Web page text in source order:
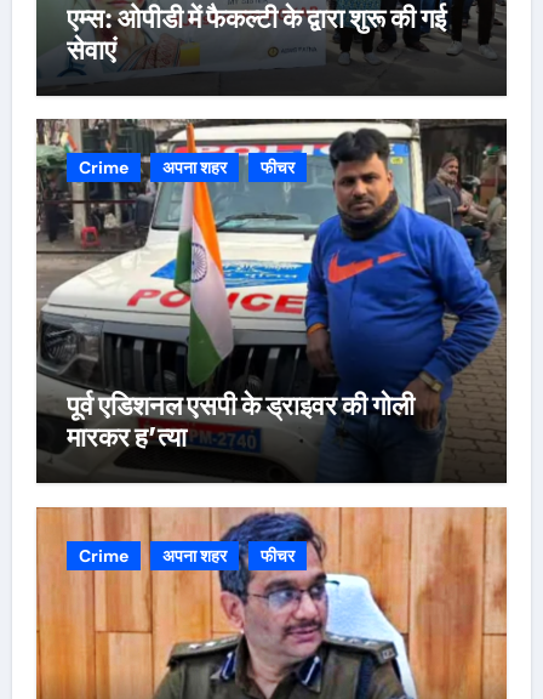
एम्स: ओपीडी में फैकल्टी के द्वारा शुरू की गई
सेवाएं
Crime अपना शहर फीचर
पूर्व एडिशनल एसपी के ड्राइवर की गोली
मारकर ह’त्या
Crime अपना शहर फीचर